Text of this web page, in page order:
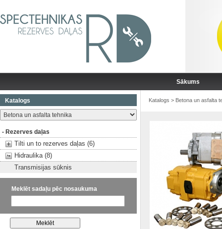
Sākums
Katalogs
- Rezerves daļas
Tilti un to rezerves daļas (6)
Hidraulika (8)
Transmisijas sūknis
Meklēt sadaļu pēc nosaukuma
Katalogs > Betona un asfalta